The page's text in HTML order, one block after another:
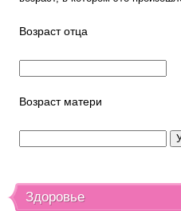
Возраст отца
Возраст матери
Здоровье